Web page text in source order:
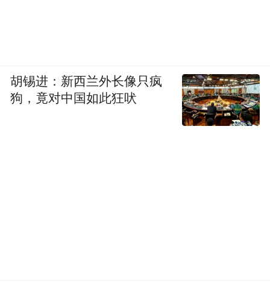
胡锡进：新西兰外长像只疯
狗，竟对中国如此狂吠